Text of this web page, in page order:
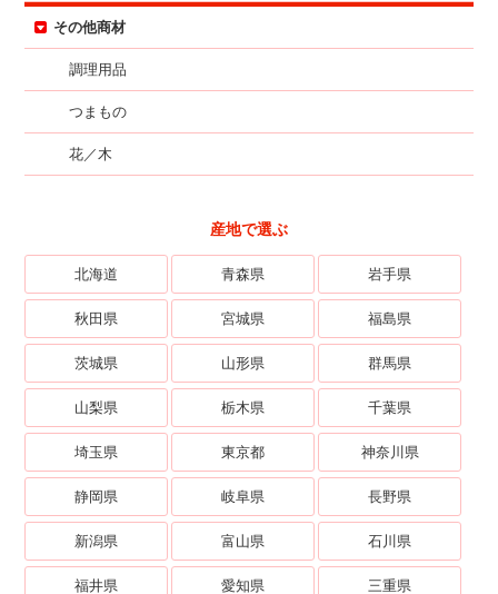
その他商材
調理用品
つまもの
花／木
産地で選ぶ
北海道 青森県 岩手県
秋田県 宮城県 福島県
茨城県 山形県 群馬県
山梨県 栃木県 千葉県
埼玉県 東京都 神奈川県
静岡県 岐阜県 長野県
新潟県 富山県 石川県
福井県 愛知県 三重県